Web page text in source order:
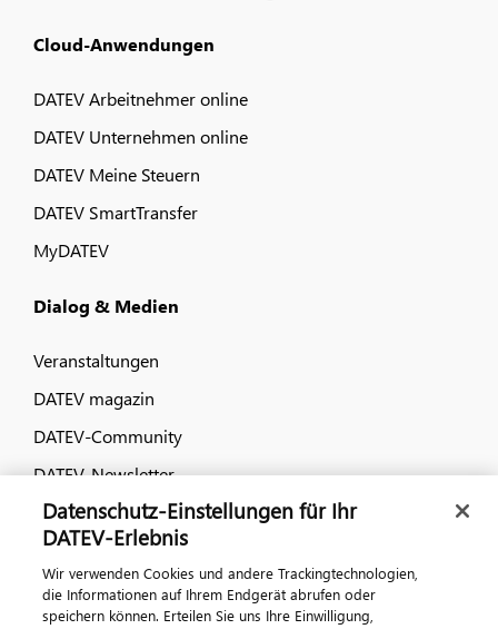
Cloud-Anwendungen
DATEV Arbeitnehmer online
DATEV Unternehmen online
DATEV Meine Steuern
DATEV SmartTransfer
MyDATEV
Dialog & Medien
Veranstaltungen
DATEV magazin
DATEV-Community
DATEV-Newsletter
Kontaktieren Sie uns
Datenschutz-Einstellungen für Ihr
DATEV-Erlebnis
Wir verwenden Cookies und andere Trackingtechnologien,
die Informationen auf Ihrem Endgerät abrufen oder
speichern können. Erteilen Sie uns Ihre Einwilligung,